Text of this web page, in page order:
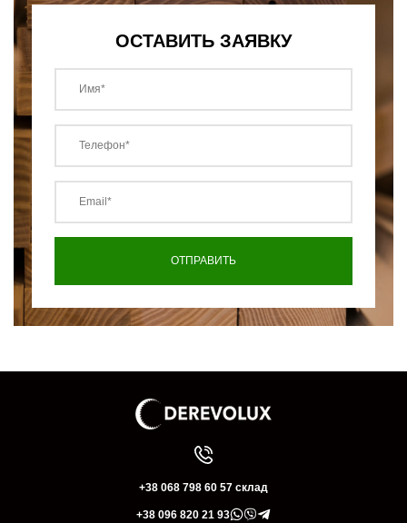
ОСТАВИТЬ ЗАЯВКУ
+38 068 798 60 57 склад
+38 096 820 21 93